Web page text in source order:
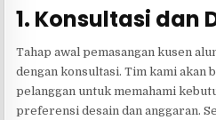
1. Konsultasi dan
Tahap awal pemasangan kusen
dengan konsultasi. Tim kami akan
pelanggan untuk memahami
preferensi desain dan anggaran.